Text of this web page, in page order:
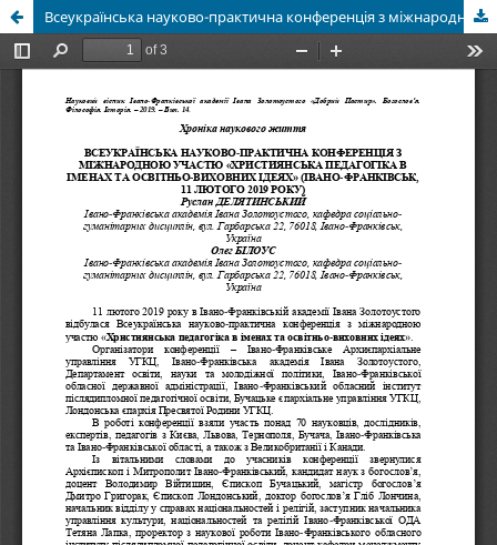
Всеукраїнська науково-практична конференція з міжнародною участю «Християнська педагогіка в іменах та освітньо-виховних ідеях» (Івано-Франківськ, 11 лютого 2019 року)